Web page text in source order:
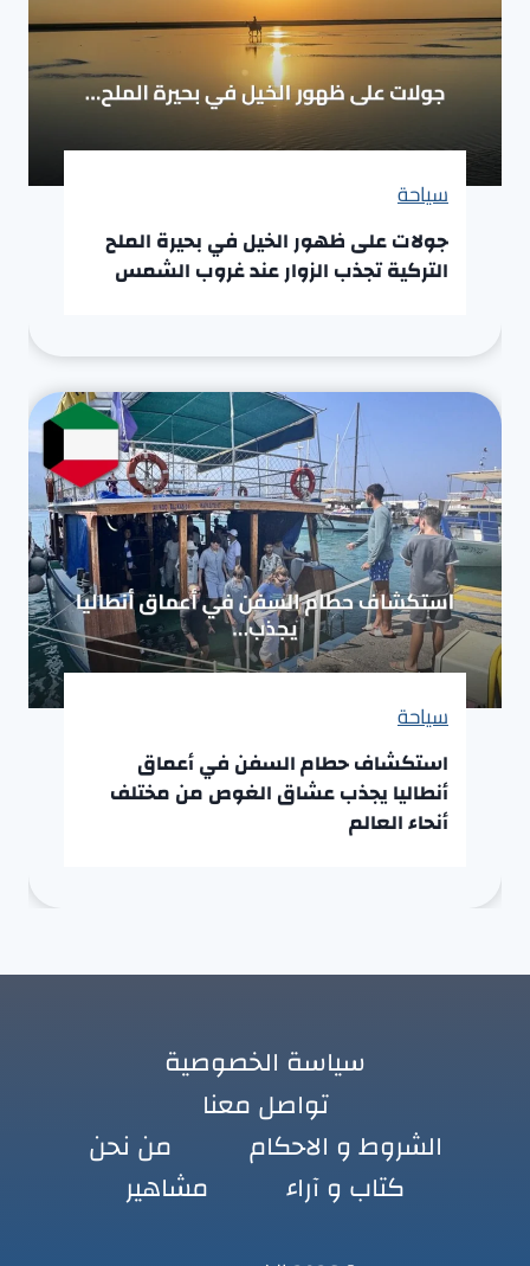
سياحة
جولات على ظهور الخيل في بحيرة الملح
التركية تجذب الزوار عند غروب الشمس
سياحة
استكشاف حطام السفن في أعماق
أنطاليا يجذب عشاق الغوص من مختلف
أنحاء العالم
سياسة الخصوصية
تواصل معنا
الشروط و الاحكام
من نحن
كتاب و آراء
مشاهير